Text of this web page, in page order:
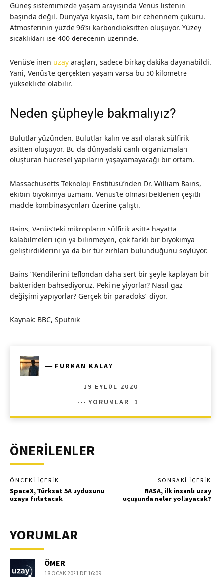
Güneş sistemimizde yaşam arayışında Venüs listenin
başında değil. Dünya’ya kıyasla, tam bir cehennem çukuru.
Atmosferinin yüzde 96’sı karbondioksitten oluşuyor. Yüzey
sıcaklıkları ise 400 derecenin üzerinde.
Venüs’e inen uzay araçları, sadece birkaç dakika dayanabildi.
Yani, Venüs’te gerçekten yaşam varsa bu 50 kilometre
yükseklikte olabilir.
Neden şüpheyle bakmalıyız?
Bulutlar yüzünden. Bulutlar kalın ve asıl olarak sülfirik
asitten oluşuyor. Bu da dünyadaki canlı organizmaları
oluşturan hücresel yapıların yaşayamayacağı bir ortam.
Massachusetts Teknoloji Enstitüsü’nden Dr. William Bains,
ekibin biyokimya uzmanı. Venüs’te olması beklenen çeşitli
madde kombinasyonları üzerine çalıştı.
Bains, Venüs’teki mikropların sülfirik asitte hayatta
kalabilmeleri için ya bilinmeyen, çok farklı bir biyokimya
geliştirdiklerini ya da bir tür zırhları bulunduğunu söylüyor.
Bains “Kendilerini teflondan daha sert bir şeyle kaplayan bir
bakteriden bahsediyoruz. Peki ne yiyorlar? Nasıl gaz
değişimi yapıyorlar? Gerçek bir paradoks” diyor.
Kaynak: BBC, Sputnik
― FURKAN KALAY
19 EYLÜL 2020
YORUMLAR
1
ÖNERİLENLER
ÖNCEKI İÇERIK
SpaceX, Türksat 5A uydusunu
uzaya fırlatacak
SONRAKI İÇERIK
NASA, ilk insanlı uzay
uçuşunda neler yollayacak?
YORUMLAR
ÖMER
18 OCAK 2021 DE 16:09